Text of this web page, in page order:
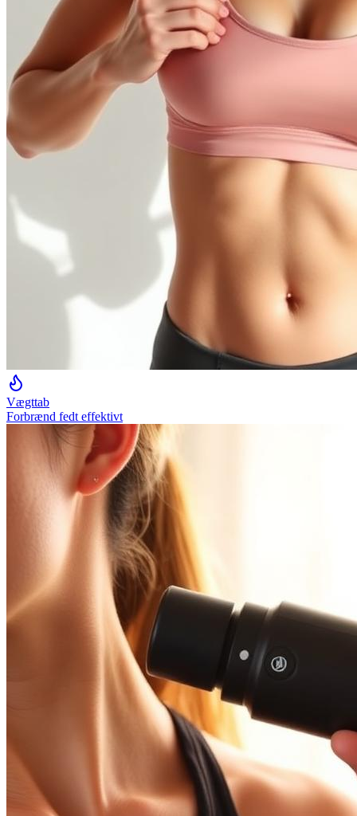
Vægttab
Forbrænd fedt effektivt